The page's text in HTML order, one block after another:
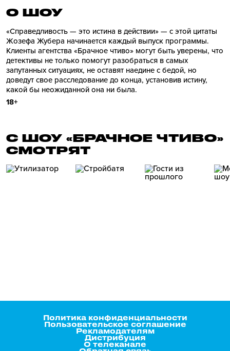
О ШОУ
«Справедливость — это истина в действии» — с этой цитаты
Жозефа Жубера начинается каждый выпуск программы.
Клиенты агентства «Брачное чтиво» могут быть уверены, что
детективы не только помогут разобраться в самых
запутанных ситуациях, не оставят наедине с бедой, но
доведут свое расследование до конца, установив истину,
какой бы неожиданной она ни была.
18+
С ШОУ «БРАЧНОЕ ЧТИВО»
СМОТРЯТ
Политика конфиденциальности
Пользовательское соглашение
Рекламодателям
Дистрибуция
О телеканале